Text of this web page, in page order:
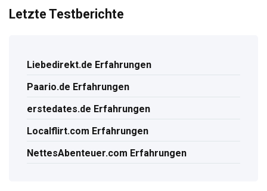
Letzte Testberichte
Liebedirekt.de Erfahrungen
Paario.de Erfahrungen
erstedates.de Erfahrungen
Localflirt.com Erfahrungen
NettesAbenteuer.com Erfahrungen